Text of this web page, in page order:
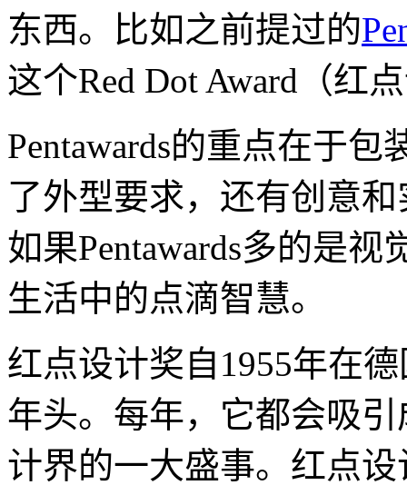
东西。比如之前提过的
这个Red Dot Award（红
Pentawards的重点在于
了外型要求，还有创意
如果Pentawards多的是
生活中的点滴智慧。
红点设计奖自1955年在
年头。每年，它都会吸
计界的一大盛事。红点